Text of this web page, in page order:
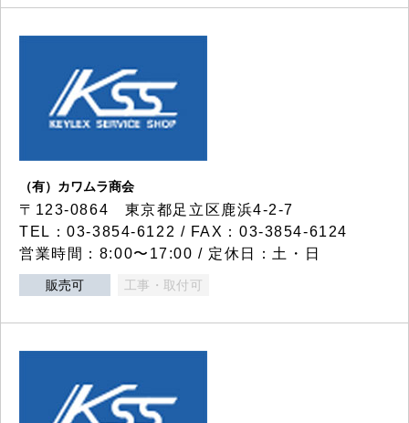
（有）カワムラ商会
〒123-0864 東京都足立区鹿浜4-2-7
TEL：03-3854-6122 / FAX：03-3854-6124
営業時間：8:00〜17:00 / 定休日：土・日
販売可 工事・取付可